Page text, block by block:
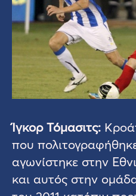
Ίγκορ Τόμασιτς:
που
αγωνίστηκε στην
και αυτός στην